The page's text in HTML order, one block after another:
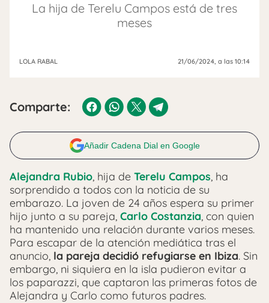
La hija de Terelu Campos está de tres
meses
LOLA RABAL 21/06/2024, a las 10:14
Comparte:
Añadir Cadena Dial en Google
Alejandra Rubio, hija de Terelu Campos, ha
sorprendido a todos con la noticia de su
embarazo. La joven de 24 años espera su primer
hijo junto a su pareja, Carlo Costanzia, con quien
ha mantenido una relación durante varios meses.
Para escapar de la atención mediática tras el
anuncio, la pareja decidió refugiarse en Ibiza. Sin
embargo, ni siquiera en la isla pudieron evitar a
los paparazzi, que captaron las primeras fotos de
Alejandra y Carlo como futuros padres.